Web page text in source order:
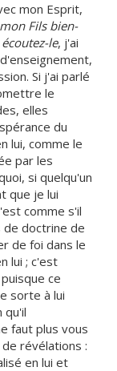
mon Esprit,
Fils bien-
le, j'ai
Si j'ai parlé
le
elles
du
lui, comme le
par les
si quelqu'un
que je lui
comme s'il
de doctrine de
de foi dans le
lui ; c'est
ce
sorte à lui
qu'il
faut plus vous
révélations :
en lui et